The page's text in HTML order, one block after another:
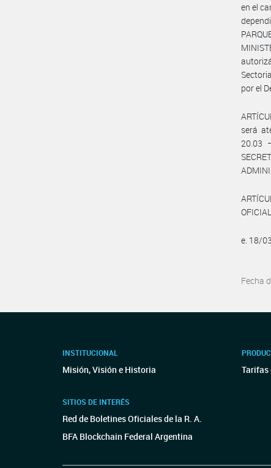
en el
por el
será
20.03
e. 18/
Fecha
INSTITUCIONAL
Misión, Visión e Historia
SITIOS DE INTERÉS
Red de Boletines Oficiales de la R. A.
BFA Blockchain Federal Argentina
Tarifas